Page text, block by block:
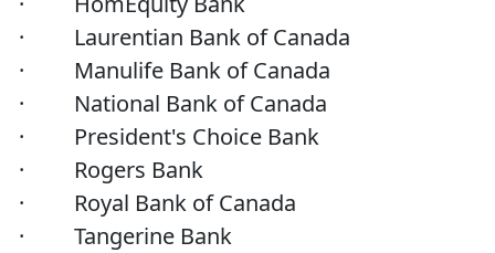
· Laurentian Bank of Canada
· Manulife Bank of Canada
· National Bank of Canada
· President's Choice Bank
· Rogers Bank
· Royal Bank of Canada
· Tangerine Bank